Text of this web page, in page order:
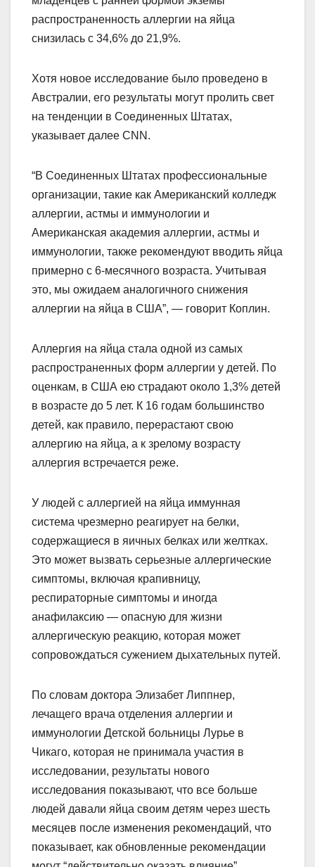
распространенность аллергии на яйца
снизилась с 34,6% до 21,9%.
Хотя новое исследование было проведено в
Австралии, его результаты могут пролить свет
на тенденции в Соединенных Штатах,
указывает далее CNN.
“В Соединенных Штатах профессиональные
организации, такие как Американский колледж
аллергии, астмы и иммунологии и
Американская академия аллергии, астмы и
иммунологии, также рекомендуют вводить яйца
примерно с 6-месячного возраста. Учитывая
это, мы ожидаем аналогичного снижения
аллергии на яйца в США”, — говорит Коплин.
Аллергия на яйца стала одной из самых
распространенных форм аллергии у детей. По
оценкам, в США ею страдают около 1,3% детей
в возрасте до 5 лет. К 16 годам большинство
детей, как правило, перерастают свою
аллергию на яйца, а к зрелому возрасту
аллергия встречается реже.
У людей с аллергией на яйца иммунная
система чрезмерно реагирует на белки,
содержащиеся в яичных белках или желтках.
Это может вызвать серьезные аллергические
симптомы, включая крапивницу,
респираторные симптомы и иногда
анафилаксию — опасную для жизни
аллергическую реакцию, которая может
сопровождаться сужением дыхательных путей.
По словам доктора Элизабет Липпнер,
лечащего врача отделения аллергии и
иммунологии Детской больницы Лурье в
Чикаго, которая не принимала участия в
исследовании, результаты нового
исследования показывают, что все больше
людей давали яйца своим детям через шесть
месяцев после изменения рекомендаций, что
показывает, как обновленные рекомендации